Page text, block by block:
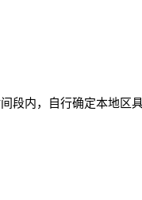
段内，自行确定本地区